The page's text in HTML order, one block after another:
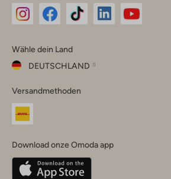
Instagram
Facebook
TikTok
Wähle dein Land
DEUTSCHLAND
dein
Land
Belgique(Français)
Deutschland
Versandmethoden
Download onze Omoda app